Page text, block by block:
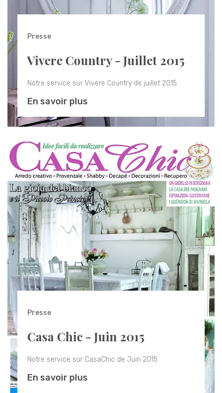
Presse
Vivere Country - Juillet 2015
Notre service sur Vivere Country de juillet 2015
En savoir plus
Presse
Casa Chic - Juin 2015
Notre service sur CasaChic de Juin 2015
En savoir plus